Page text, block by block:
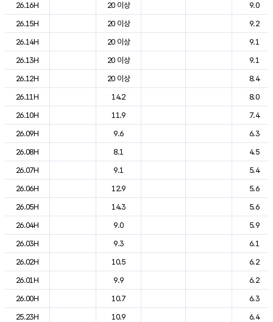
26.16H
20 이상
9.0
26.15H
20 이상
9.2
26.14H
20 이상
9.1
26.13H
20 이상
9.1
26.12H
20 이상
8.4
26.11H
14.2
8.0
26.10H
11.9
7.4
26.09H
9.6
6.3
26.08H
8.1
4.5
26.07H
9.1
5.4
26.06H
12.9
5.6
26.05H
14.3
5.6
26.04H
9.0
5.9
26.03H
9.3
6.1
26.02H
10.5
6.2
26.01H
9.9
6.2
26.00H
10.7
6.3
25.23H
10.9
6.4